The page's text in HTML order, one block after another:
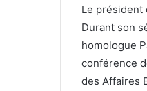
Le président
Durant son
homologue
conférence
des Affaires